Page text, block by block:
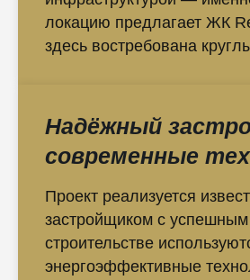
локацию предлагает ЖК
здесь востребована
Надёжный
современные
Проект реализуется
застройщиком с
строительстве
энергоэффективные